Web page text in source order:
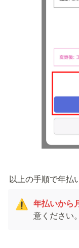
以上の手順で年払
⚠️ 年払いから
意ください。